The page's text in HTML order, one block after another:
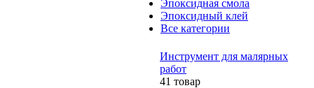
Эпоксидная смола
Эпоксидный клей
Все категории
Инструмент для малярных
работ
41 товар